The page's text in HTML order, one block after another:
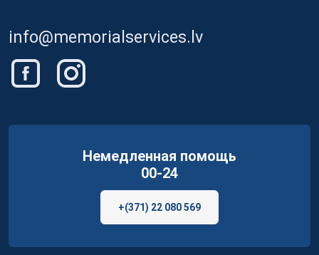
info@memorialservices.lv
Немедленная помощь
00-24
+(371) 22 080 569